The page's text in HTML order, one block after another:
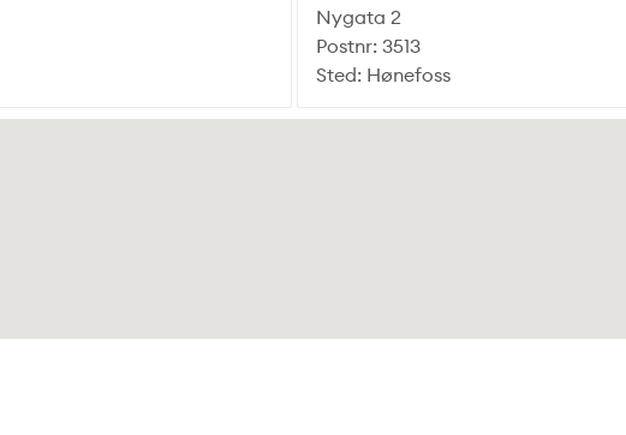
Nygata 2
Postnr: 3513
Sted: Hønefoss